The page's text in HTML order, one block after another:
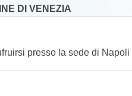
DI VENEZIA
presso la sede di Napoli